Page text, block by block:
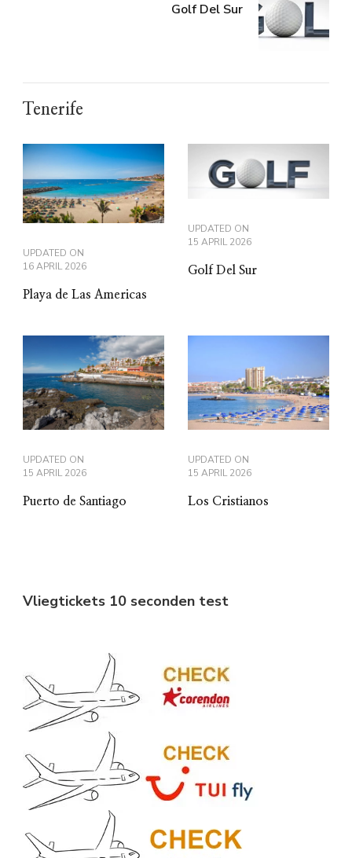
Golf Del Sur
Tenerife
UPDATED ON
16 APRIL 2026
Playa de Las Americas
UPDATED ON
15 APRIL 2026
Golf Del Sur
UPDATED ON
15 APRIL 2026
Puerto de Santiago
UPDATED ON
15 APRIL 2026
Los Cristianos
Vliegtickets 10 seconden test